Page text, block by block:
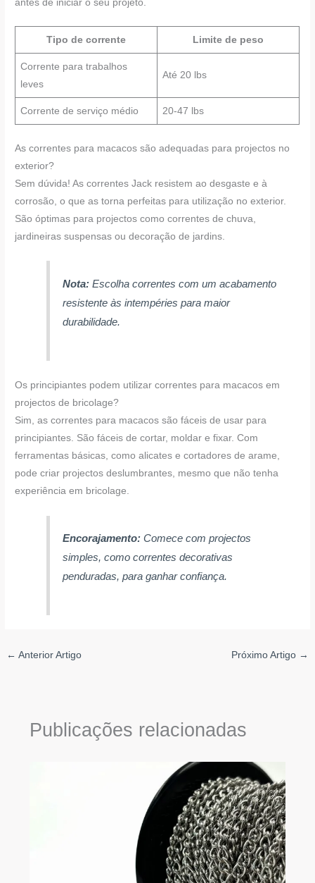
antes de iniciar o seu projeto.
Tipo de corrente Limite de peso
Corrente para trabalhos
leves
Até 20 lbs
Corrente de serviço médio 20-47 lbs
As correntes para macacos são adequadas para projectos no
exterior?
Sem dúvida! As correntes Jack resistem ao desgaste e à
corrosão, o que as torna perfeitas para utilização no exterior.
São óptimas para projectos como correntes de chuva,
jardineiras suspensas ou decoração de jardins.
Nota: Escolha correntes com um acabamento
resistente às intempéries para maior
durabilidade.
Os principiantes podem utilizar correntes para macacos em
projectos de bricolage?
Sim, as correntes para macacos são fáceis de usar para
principiantes. São fáceis de cortar, moldar e fixar. Com
ferramentas básicas, como alicates e cortadores de arame,
pode criar projectos deslumbrantes, mesmo que não tenha
experiência em bricolage.
Encorajamento: Comece com projectos
simples, como correntes decorativas
penduradas, para ganhar confiança.
← Anterior Artigo Próximo Artigo →
Publicações relacionadas